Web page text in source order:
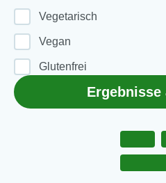
Vegetarisch
Vegan
Glutenfrei
Ergebnisse